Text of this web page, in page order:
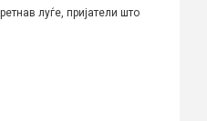
луѓе, пријатели што